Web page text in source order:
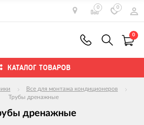
0 0
0
КАТАЛОГ ТОВАРОВ
Все для монтажа кондиционеров
Трубы дренажные
дренажные